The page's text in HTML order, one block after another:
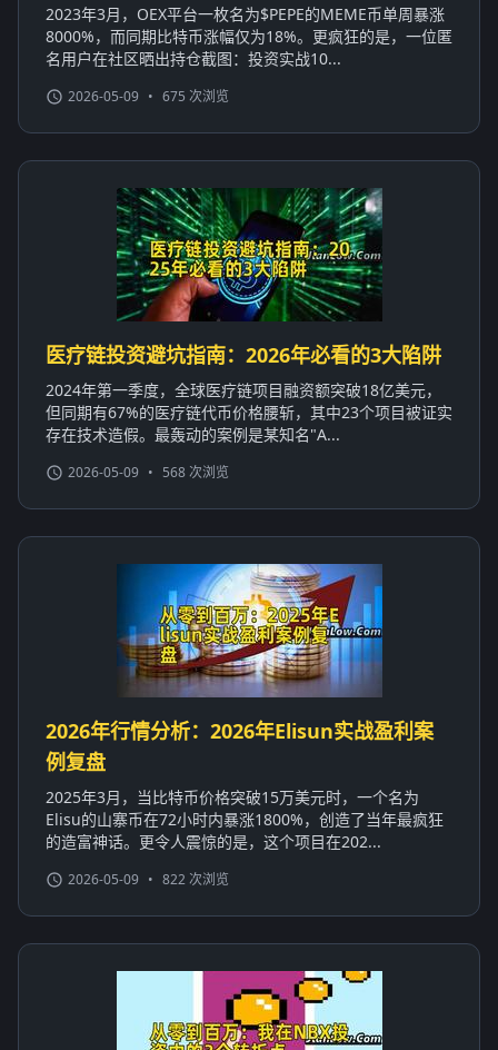
2023年3月，OEX平台一枚名为$PEPE的MEME币单周暴涨
8000%，而同期比特币涨幅仅为18%。更疯狂的是，一位匿
名用户在社区晒出持仓截图：投资实战10...
2026-05-09 • 675 次浏览
医疗链投资避坑指南：2026年必看的3大陷阱
2024年第一季度，全球医疗链项目融资额突破18亿美元，
但同期有67%的医疗链代币价格腰斩，其中23个项目被证实
存在技术造假。最轰动的案例是某知名"A...
2026-05-09 • 568 次浏览
2026年行情分析：2026年Elisun实战盈利案
例复盘
2025年3月，当比特币价格突破15万美元时，一个名为
Elisu的山寨币在72小时内暴涨1800%，创造了当年最疯狂
的造富神话。更令人震惊的是，这个项目在202...
2026-05-09 • 822 次浏览